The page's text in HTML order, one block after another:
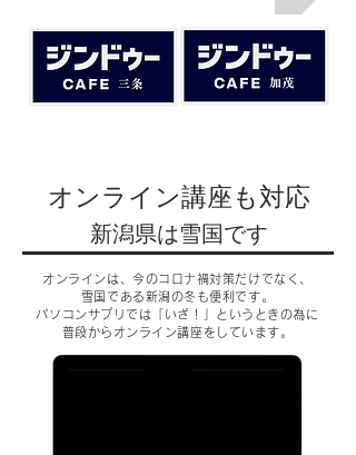
​オンライン講座も対応
​新潟県は雪国です
オンラインは、今のコロナ禍対策だけでなく、
雪国である新潟の冬も便利です。
パソコンサプリでは「いざ！」というときの為に
普段からオンライン講座をしています。